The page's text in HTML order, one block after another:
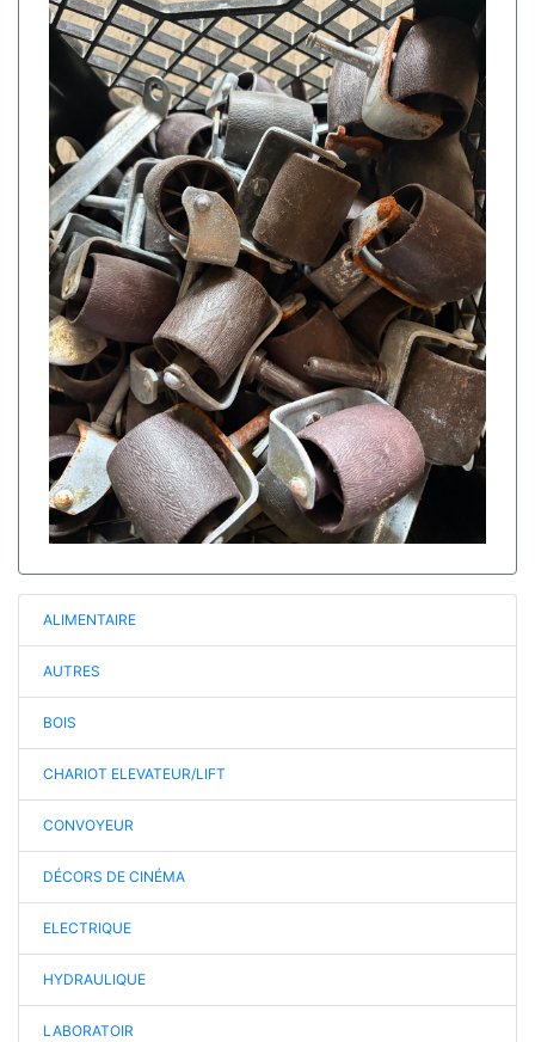
ALIMENTAIRE
AUTRES
BOIS
CHARIOT ELEVATEUR/LIFT
CONVOYEUR
DÉCORS DE CINÉMA
ELECTRIQUE
HYDRAULIQUE
LABORATOIR